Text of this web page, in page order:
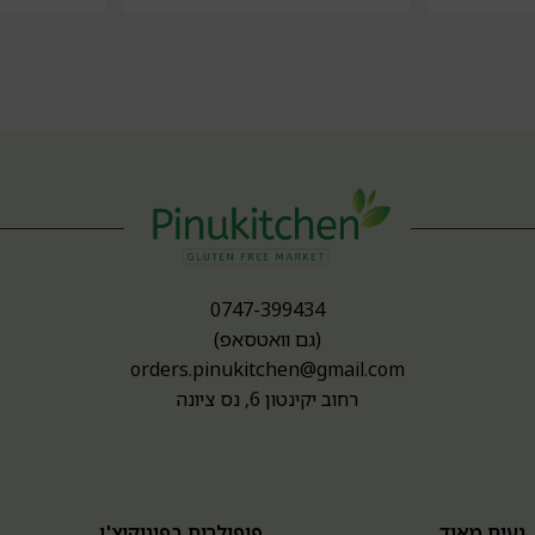
0747-399434
(גם וואטסאפ)
orders.pinukitchen@gmail.com
רחוב יקינטון 6, נס ציונה